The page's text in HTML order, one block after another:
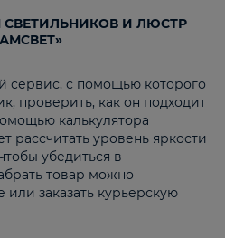
СВЕТИЛЬНИКОВ И ЛЮСТР
сервис, с помощью которого
проверить, как он подходит
калькулятора
уровень яркости
убедиться в
товар можно
заказать курьерскую